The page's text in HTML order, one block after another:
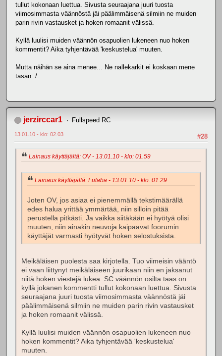
tullut kokonaan luettua. Sivusta seuraajana juuri tuosta
viimosimmasta väännöstä jäi päälimmäisenä silmiin ne muiden
parin rivin vastausket ja hoken romaanit välissä.
Kyllä luulisi muiden väännön osapuolien lukeneen nuo hoken
kommentit? Aika tyhjentävää 'keskustelua' muuten.
Mutta näihän se aina menee... Ne nallekarkit ei koskaan mene
tasan :/.
jerzirccar1 Fullspeed RC
#28
13.01.10 - klo: 02.03
Lainaus käyttäjältä: OV - 13.01.10 - klo: 01.59
Lainaus käyttäjältä: Futaba - 13.01.10 - klo: 01.29
Joten OV, jos asiaa ei pienemmällä tekstimäärällä
edes halua yrittää ymmärtää, niin silloin pitää
perustella pitkästi. Ja vaikka siitäkään ei hyötyä olisi
muuten, niin ainakin neuvoja kaipaavat foorumin
käyttäjät varmasti hyötyvät hoken selostuksista.
Meikäläisen puolesta saa kirjotella. Tuo viimeisin vääntö
ei vaan liittynyt meikäläiseen juurikaan niin en jaksanut
niitä hoken viestejä lukea. SC väännön osilta taas on
kyllä jokanen kommentti tullut kokonaan luettua. Sivusta
seuraajana juuri tuosta viimosimmasta väännöstä jäi
päälimmäisenä silmiin ne muiden parin rivin vastausket
ja hoken romaanit välissä.
Kyllä luulisi muiden väännön osapuolien lukeneen nuo
hoken kommentit? Aika tyhjentävää 'keskustelua'
muuten.